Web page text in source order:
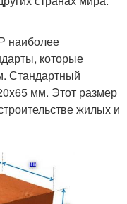
наиболее
которые
Стандартный
мм. Этот размер
жилых и